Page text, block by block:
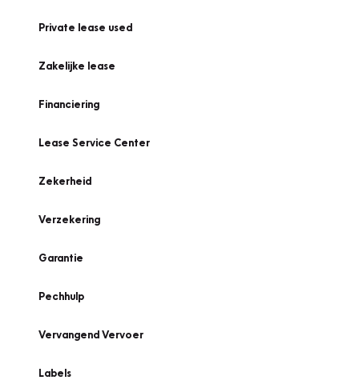
Private lease used
Zakelijke lease
Financiering
Lease Service Center
Zekerheid
Verzekering
Garantie
Pechhulp
Vervangend Vervoer
Labels